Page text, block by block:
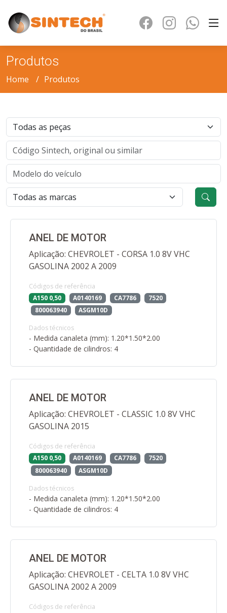
Produtos
Home Produtos
ANEL DE MOTOR
Aplicação: CHEVROLET - CORSA 1.0 8V VHC
GASOLINA 2002 A 2009
Códigos de referência
A150 0,50
A0140169 CA7786
7520
800063940
ASGM10D
Dados técnicos
- Medida canaleta (mm): 1.20*1.50*2.00
- Quantidade de cilindros: 4
ANEL DE MOTOR
Aplicação: CHEVROLET - CLASSIC 1.0 8V VHC
GASOLINA 2015
Códigos de referência
A150 0,50
A0140169 CA7786
7520
800063940
ASGM10D
Dados técnicos
- Medida canaleta (mm): 1.20*1.50*2.00
- Quantidade de cilindros: 4
ANEL DE MOTOR
Aplicação: CHEVROLET - CELTA 1.0 8V VHC
GASOLINA 2002 A 2009
Códigos de referência